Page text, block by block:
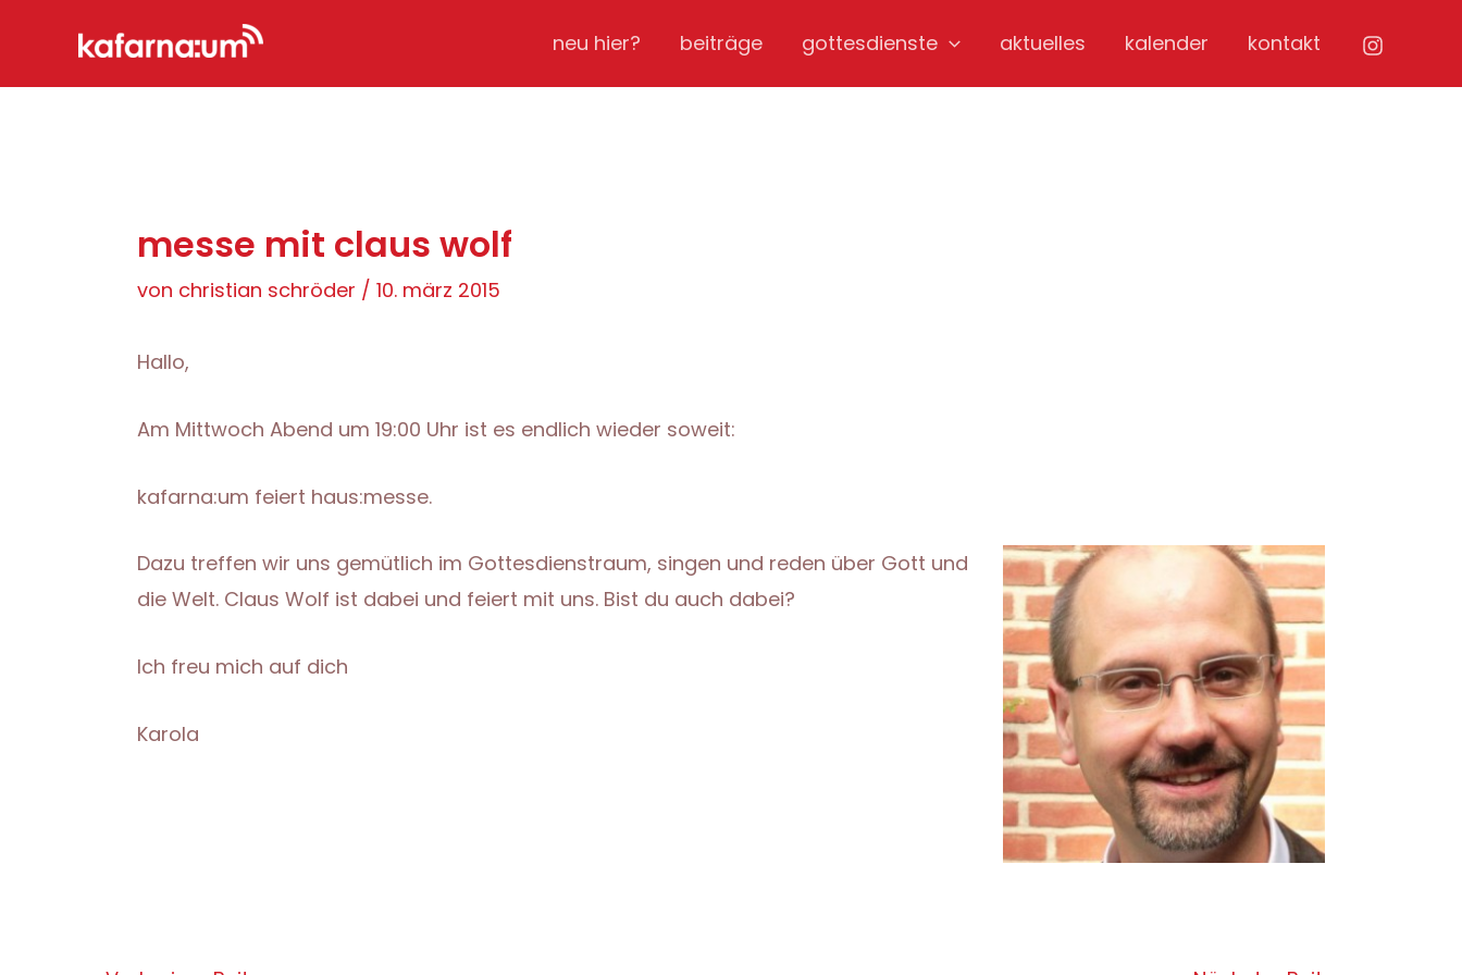
springen
neu hier? beiträge gottesdienste aktuelles kalender kontakt
messe mit claus wolf
von christian schröder / 10. märz 2015
Hallo,
Am Mittwoch Abend um 19:00 Uhr ist es endlich wieder soweit:
kafarna:um feiert haus:messe.
Dazu treffen wir uns gemütlich im Gottesdienstraum, singen und reden über Gott und
die Welt. Claus Wolf ist dabei und feiert mit uns. Bist du auch dabei?
Ich freu mich auf dich
Karola